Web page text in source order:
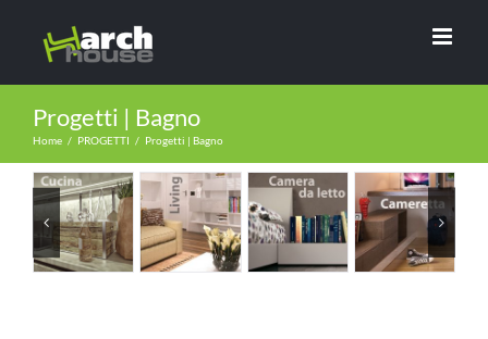
contenuto
Progetti | Bagno
Home PROGETTI Progetti | Bagno